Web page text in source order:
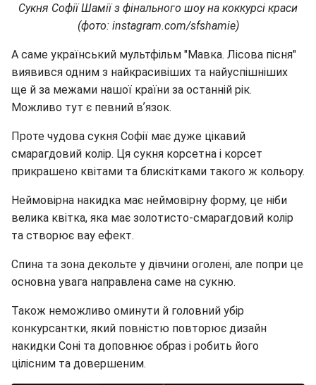
Сукня Софії Шамії з фінального шоу на коккурсі краси
(фото: instagram.com/sfshamie)
А саме український мультфільм "Мавка. Лісова пісня"
виявився одним з найкрасивіших та найуспішніших
ще й за межами нашої країни за останній рік.
Можливо тут є певний вʼязок.
Проте чудова сукня Софії має дуже цікавий
смарагдовий колір. Ця сукня корсетна і корсет
прикрашено квітами та блискітками такого ж кольору.
Неймовірна накидка має неймовірну форму, це ніби
велика квітка, яка має золотисто-смарагдовий колір
та створює вау ефект.
Спина та зона декольте у дівчини оголені, але попри це
основна увага направлена саме на сукню.
Також неможливо оминути й головний убір
конкурсантки, який повністю повторює дизайн
накидки Соні та доповнює образ і робить його
цілісним та довершеним.